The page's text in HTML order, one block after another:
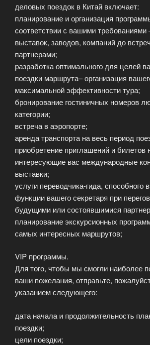
деловых поездок в Китай включает:
планирование и организация
соответствии с вашими требованиями
выставок, заводов, компаний до
партнерами;
разработка оптимального для целей
поездки маршрута– организация
максимальной эффективности тура;
бронирование гостиничных номеров
категории;
встреча в аэропорте;
аренда транспорта на весь период
приобретение приглашений и билетов
интересующие вас международные
выставки;
услуги переводчика-гида, способного
функции вашего секретаря при
будущими или состоявшимися
планирование экскурсионных
самых интересных маршрутов;
VIP программы.
Для того, чтобы мы смогли наиболее
ваши пожелания, отправьте,
указанием следующего:
дата начала и продолжительность
поездки;
цели поездки;